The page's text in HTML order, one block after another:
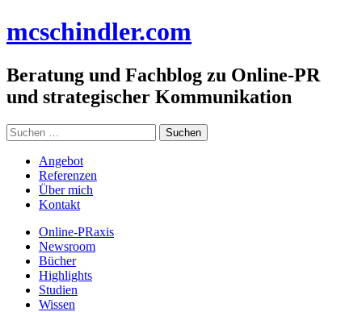
Inhalt
mcschindler.com
Beratung und Fachblog zu Online-PR
und strategischer Kommunikation
Suchen
nach:
Angebot
Referenzen
Über mich
Kontakt
Online-PRaxis
Newsroom
Bücher
Highlights
Studien
Wissen